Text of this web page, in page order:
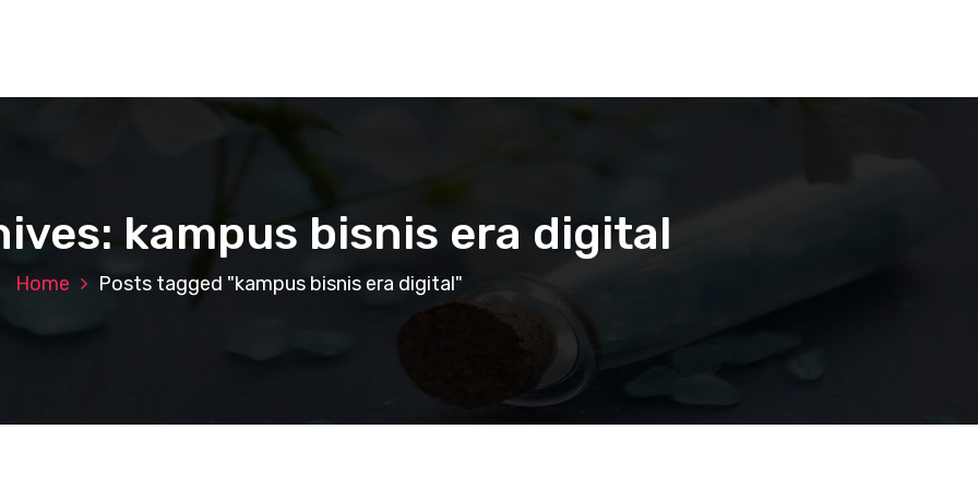
kampus bisnis era digital
Home Posts tagged "kampus bisnis era digital"